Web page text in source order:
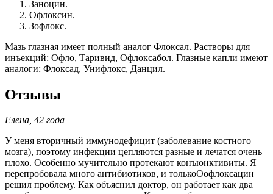
Заноцин.
Офлоксин.
Зофлокс.
Мазь глазная имеет полный аналог Флоксал. Растворы для
инъекций: Офло, Таривид, Офлоксабол. Глазные капли имеют
аналоги: Флоксад, Унифлокс, Данцил.
Отзывы
Елена, 42 года
У меня вторичный иммунодефицит (заболевание костного
мозга), поэтому инфекции цепляются разные и лечатся очень
плохо. Особенно мучительно протекают конъюнктивиты. Я
перепробовала много антибиотиков, и толькоОофлоксацин
решил проблему. Как объяснил доктор, он работает как два